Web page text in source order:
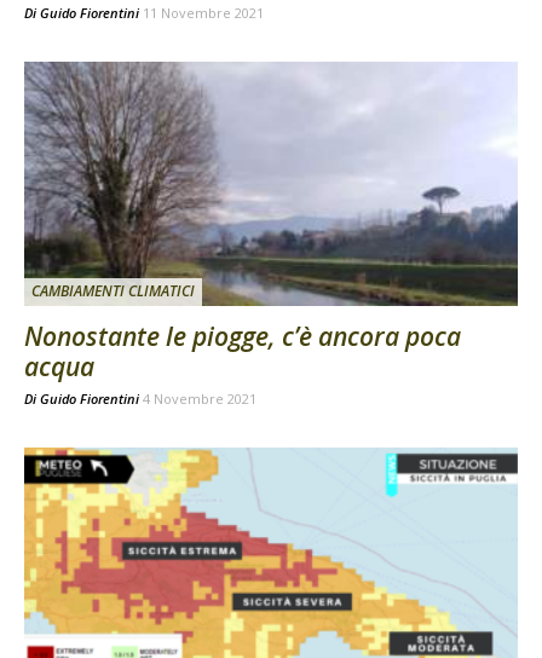
Di Guido Fiorentini 11 Novembre 2021
CAMBIAMENTI CLIMATICI
Nonostante le piogge, c’è ancora poca
acqua
Di Guido Fiorentini 4 Novembre 2021